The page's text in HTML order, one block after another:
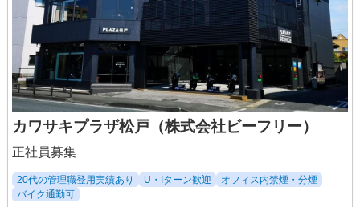
カワサキプラザ松戸（株式会社ビーフリー）
正社員募集
20代の管理職登用実績あり U・Iターン歓迎
オフィス内禁煙・分煙
バイク通勤可